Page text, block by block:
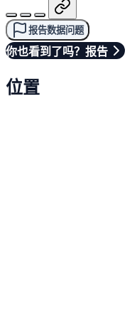
报告数据问题
你也看到了吗？报告
位置